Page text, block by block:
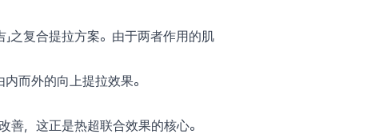
」之复合提拉方案。由于两者作用的肌
而外的向上提拉效果。
，这正是热超联合效果的核心。